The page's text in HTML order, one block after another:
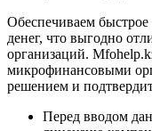
Обеспечиваем быстрое
денег, что выгодно
организаций.
микрофинансовыми
решением и
Перед вводом